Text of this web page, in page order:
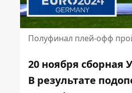
Полуфинал плей-офф
20 ноября
В результате